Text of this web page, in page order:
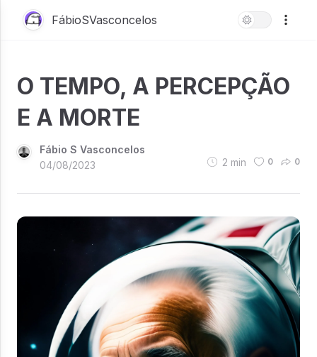
FábioSVasconcelos
O TEMPO, A PERCEPÇÃO
E A MORTE
Fábio S Vasconcelos
04/08/2023
2 min 0 0